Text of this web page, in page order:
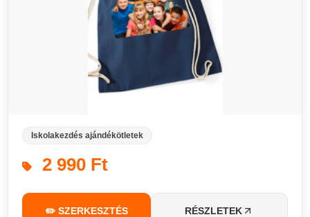
Iskolakezdés ajándékötletek
2 990 Ft
✏️ SZERKESZTÉS RÉSZLETEK